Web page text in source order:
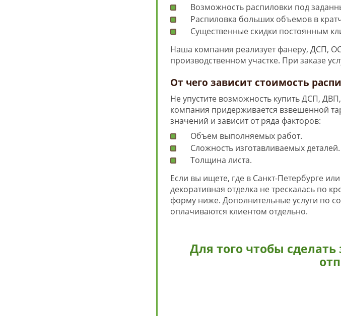
Возможность распиловки под
Распиловка больших объемов в
Существенные скидки постоянным
Наша компания реализует фанеру, ДСП,
производственном участке. При заказе
От чего зависит стоимость
Не упустите возможность купить ДСП,
компания придерживается взвешенной
значений и зависит от ряда факторов:
Объем выполняемых работ.
Сложность изготавливаемых деталей.
Толщина листа.
Если вы ищете, где в Санкт-Петербурге
декоративная отделка не трескалась по
форму ниже. Дополнительные услуги по
оплачиваются клиентом отдельно.
Для того чтобы